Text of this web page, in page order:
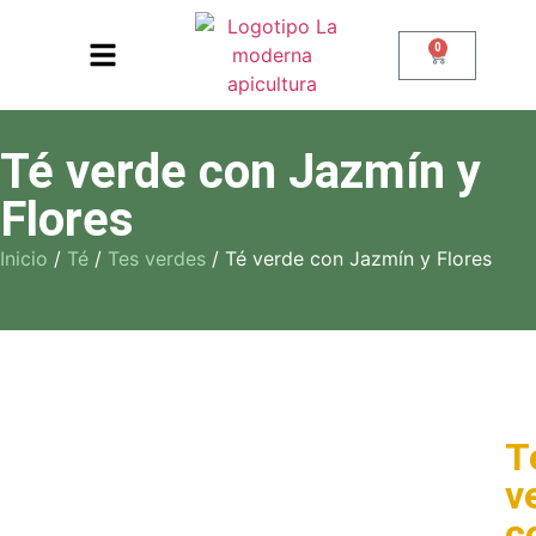
0
Té verde con Jazmín y
Flores
Inicio / Té / Tes verdes / Té verde con Jazmín y Flores